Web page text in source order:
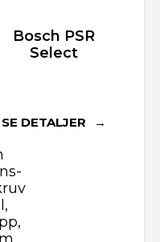
Bosch PSR
Select
SE DETALJER